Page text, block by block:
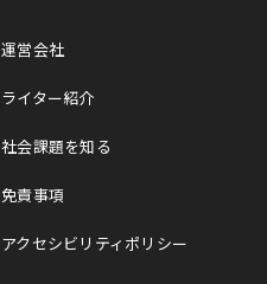
運営会社
ライター紹介
社会課題を知る
免責事項
アクセシビリティポリシー